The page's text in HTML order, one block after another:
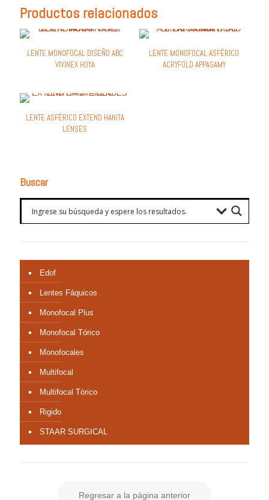
Productos relacionados
LENTE MONOFOCAL DISEÑO ABC
VIVINEX HOYA
LENTE MONOFOCAL ASFÉRICO
ACRYFOLD APPASAMY
LENTE ASFÉRICO EXTEND HANITA
LENSES
Buscar
Edof
Lentes Fáquicos
Monofocal Plus
Monofocal Tórico
Monofocales
Multifocal
Multifocal Tórico
Rigido
STAAR SURGICAL